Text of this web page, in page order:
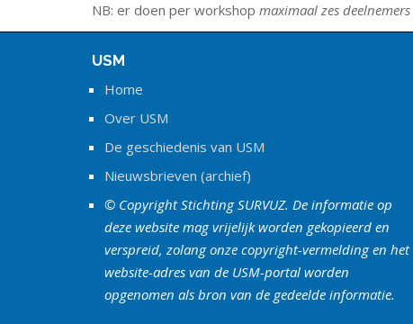
NB: er doen per workshop maximaal zes deelnemers
USM
Home
Over USM
De geschiedenis van USM
Nieuwsbrieven (archief)
© Copyright Stichting SURVUZ. De informatie op
deze website mag vrijelijk worden gekopieerd en
verspreid, zolang onze copyright-vermelding en het
website-adres van de USM-portal worden
opgenomen als bron van de gedeelde informatie.